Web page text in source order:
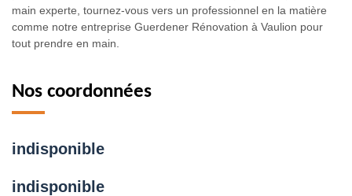
main experte, tournez-vous vers un professionnel en la matière
comme notre entreprise Guerdener Rénovation à Vaulion pour
tout prendre en main.
Nos coordonnées
indisponible
indisponible